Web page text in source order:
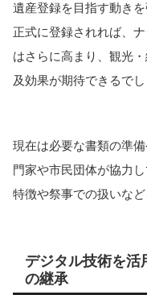
遺産登録を目指す動き
正式に登録されれば、
はさらに高まり、観光
及効果が期待できるでし
現在は必要な書類の準
門家や市民団体が協力
特徴や祭事での扱いな
デジタル技術を活
の継承